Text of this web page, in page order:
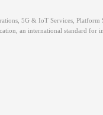
5G & IoT Services, Platform
an international standard for